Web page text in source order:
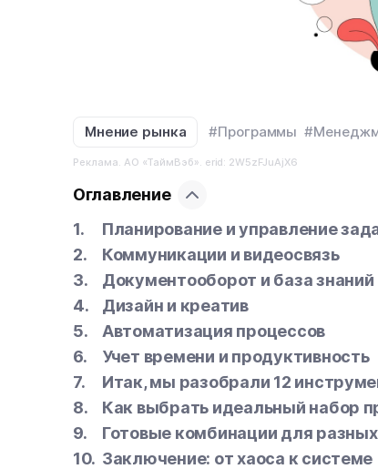
Мнение рынка #Программы
Реклама. АО «ТаймВэб». erid: 2W5zFJuAjX6
Оглавление
Планирование и управление
Коммуникации и видеосвязь
Документооборот и база знаний
Дизайн и креатив
Автоматизация процессов
Учет времени и продуктивность
Итак, мы разобрали 12
Как выбрать идеальный набор
Готовые комбинации для
Заключение: от хаоса к системе